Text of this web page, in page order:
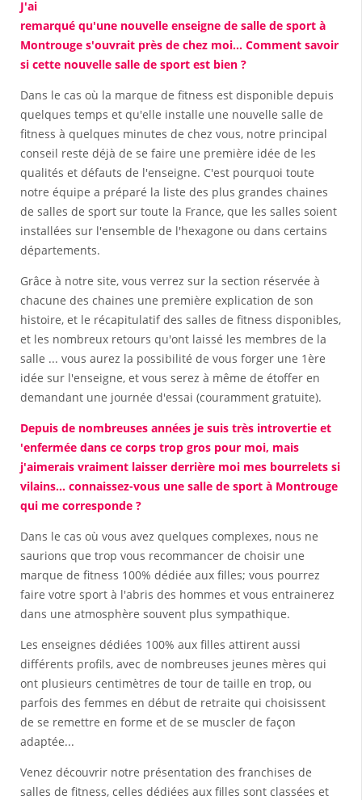
J'ai
remarqué qu'une nouvelle enseigne de salle de sport à
Montrouge s'ouvrait près de chez moi... Comment savoir
si cette nouvelle salle de sport est bien ?
Dans le cas où la marque de fitness est disponible depuis
quelques temps et qu'elle installe une nouvelle salle de
fitness à quelques minutes de chez vous, notre principal
conseil reste déjà de se faire une première idée de les
qualités et défauts de l'enseigne. C'est pourquoi toute
notre équipe a préparé la liste des plus grandes chaines
de salles de sport sur toute la France, que les salles soient
installées sur l'ensemble de l'hexagone ou dans certains
départements.
Grâce à notre site, vous verrez sur la section réservée à
chacune des chaines une première explication de son
histoire, et le récapitulatif des salles de fitness disponibles,
et les nombreux retours qu'ont laissé les membres de la
salle ... vous aurez la possibilité de vous forger une 1ère
idée sur l'enseigne, et vous serez à même de étoffer en
demandant une journée d'essai (couramment gratuite).
Depuis de nombreuses années je suis très introvertie et
'enfermée dans ce corps trop gros pour moi, mais
j'aimerais vraiment laisser derrière moi mes bourrelets si
vilains... connaissez-vous une salle de sport à Montrouge
qui me corresponde ?
Dans le cas où vous avez quelques complexes, nous ne
saurions que trop vous recommancer de choisir une
marque de fitness 100% dédiée aux filles; vous pourrez
faire votre sport à l'abris des hommes et vous entrainerez
dans une atmosphère souvent plus sympathique.
Les enseignes dédiées 100% aux filles attirent aussi
différents profils, avec de nombreuses jeunes mères qui
ont plusieurs centimètres de tour de taille en trop, ou
parfois des femmes en début de retraite qui choisissent
de se remettre en forme et de se muscler de façon
adaptée...
Venez découvrir notre présentation des franchises de
salles de fitness, celles dédiées aux filles sont classées et